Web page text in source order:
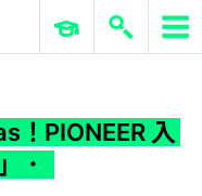
ERP 與商業 AI
！PIONEER 入
．